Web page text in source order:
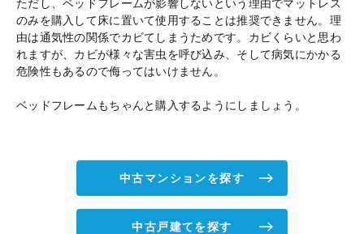
ただし、ベッドフレームが影響しないという理由でマットレス
のみを購入して床に置いて使用することは推奨できません。理
由は通気性の関係でカビてしまうためです。カビくらいと思わ
れますが、カビが様々な害虫を呼び込み、そして病気にかかる
危険性もあるので侮ってはいけません。
ベッドフレームもちゃんと購入するようにしましょう。
中古マンションを探す
中古戸建てを探す